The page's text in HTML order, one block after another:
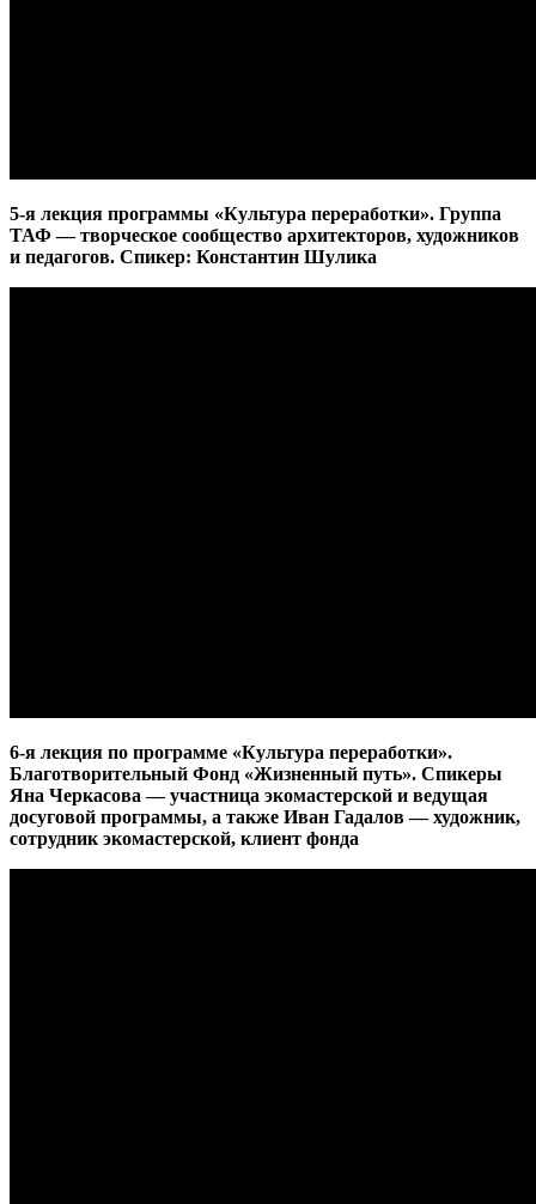
5-я лекция программы «Культура переработки». Группа
ТАФ — творческое сообщество архитекторов, художников
и педагогов. Спикер: Константин Шулика
6-я лекция по программе «Культура переработки».
Благотворительный Фонд «Жизненный путь». Спикеры
Яна Черкасова — участница экомастерской и ведущая
досуговой программы, а также Иван Гадалов — художник,
сотрудник экомастерской, клиент фонда